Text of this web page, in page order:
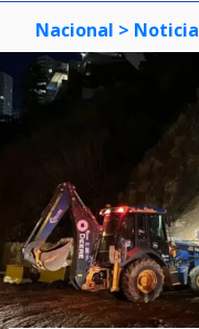
Nacional > Noticia